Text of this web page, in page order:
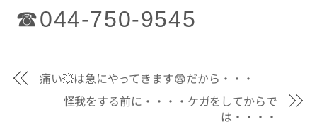
☎044-750-9545
痛い💥は急にやってきます😨だから・・・
怪我をする前に・・・・ケガをしてからで
は・・・・